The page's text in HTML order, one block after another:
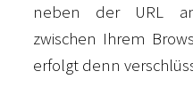
neben der URL
zwischen Ihrem
erfolgt denn